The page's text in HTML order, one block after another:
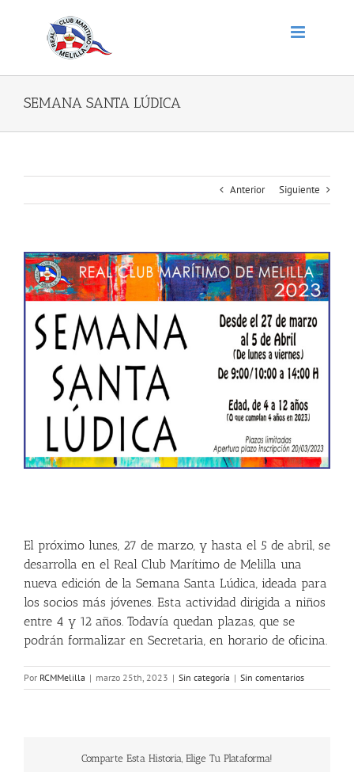
SEMANA SANTA LÚDICA
Anterior Siguiente
Ver
imagen
más
grande
El próximo lunes, 27 de marzo, y hasta el 5 de abril, se
desarrolla en el Real Club Marítimo de Melilla una
nueva edición de la Semana Santa Lúdica, ideada para
los socios más jóvenes. Esta actividad dirigida a niños
entre 4 y 12 años. Todavía quedan plazas, que se
podrán formalizar en Secretaria, en horario de oficina.
Por RCMMelilla | marzo 25th, 2023 | Sin categoría | Sin comentarios
Comparte Esta Historia, Elige Tu Plataforma!